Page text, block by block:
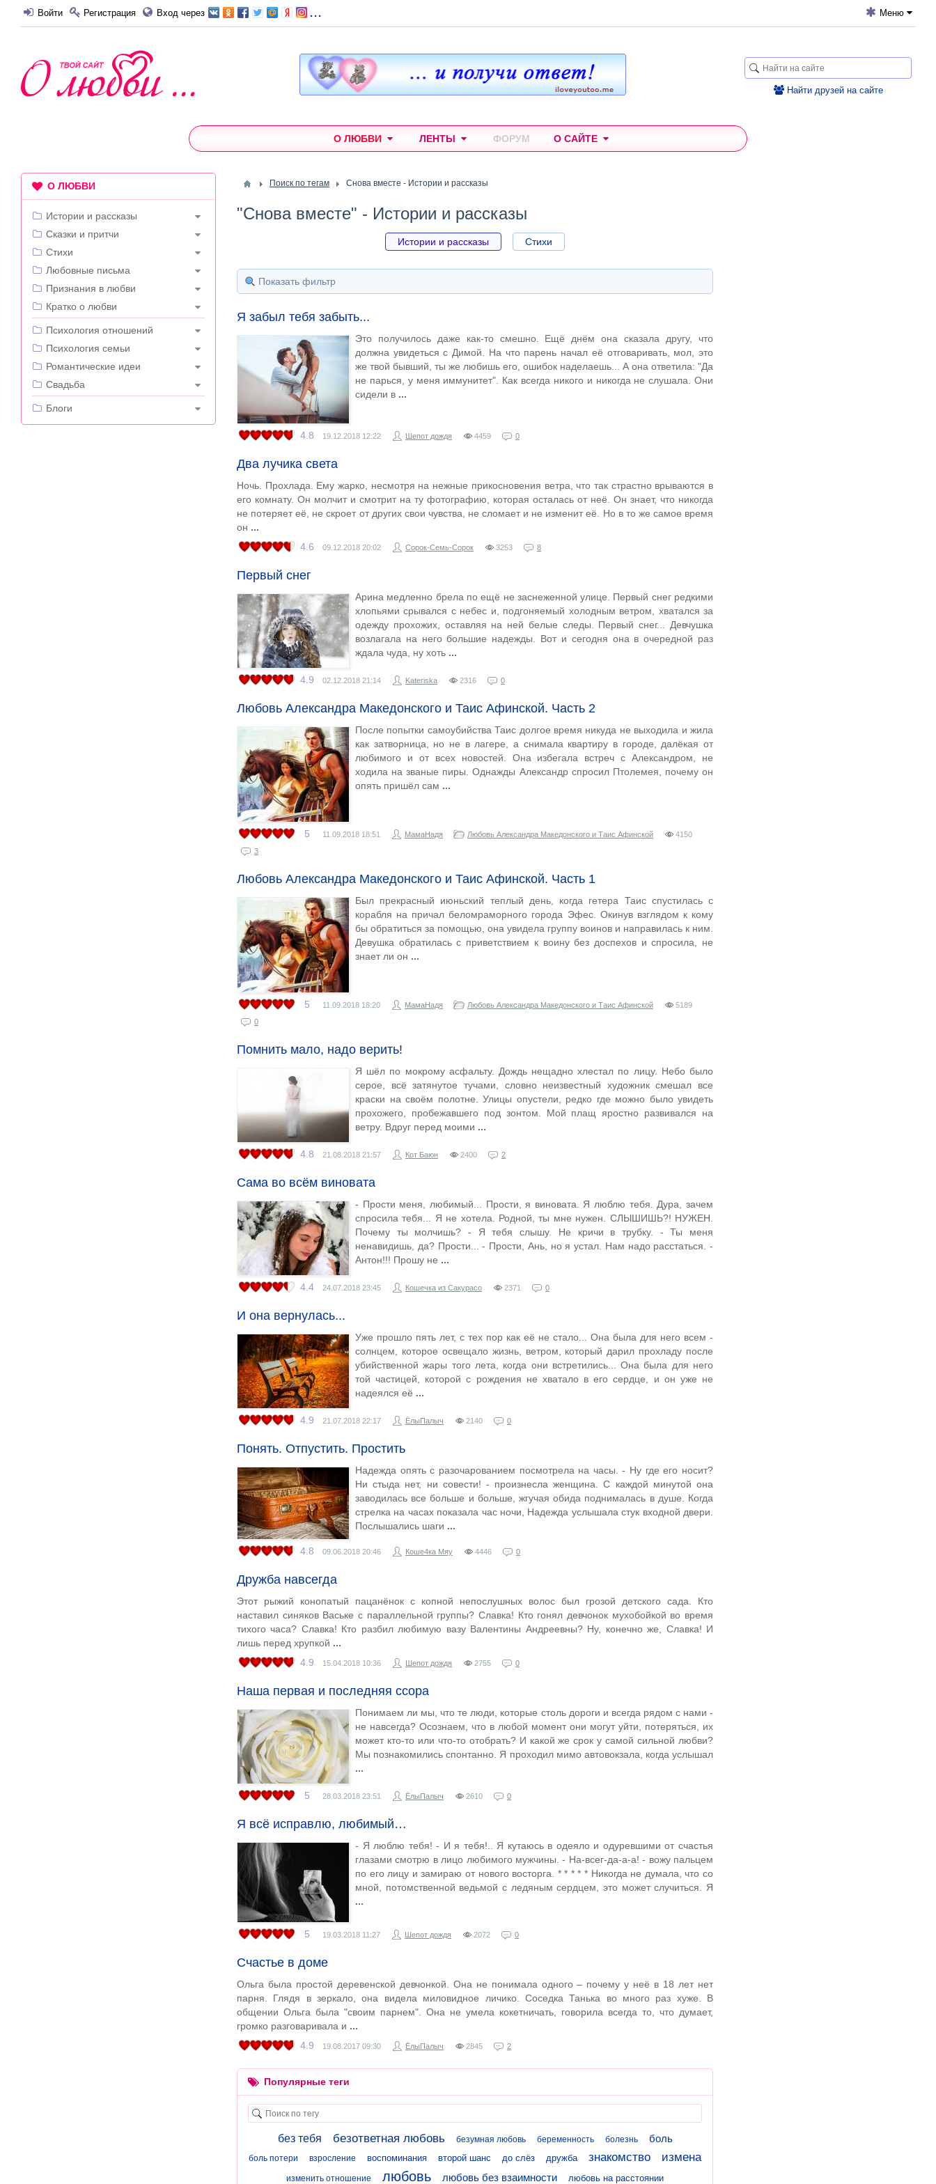
Войти Регистрация Вход через ... Меню
Найти друзей на сайте
О ЛЮБВИ ЛЕНТЫ ФОРУМ О САЙТЕ
Поиск по тегам Снова вместе - Истории и рассказы
"Снова вместе" - Истории и рассказы
Истории и рассказы Стихи
Показать фильтр
Я забыл тебя забыть...
Это получилось даже как-то смешно. Ещё днём она сказала другу, что
должна увидеться с Димой. На что парень начал её отговаривать, мол, это
же твой бывший, ты же любишь его, ошибок наделаешь... А она ответила: "Да
не парься, у меня иммунитет". Как всегда никого и никогда не слушала. Они
сидели в
4.8 19.12.2018 12:22 Шепот дождя 4459 0
Два лучика света
Ночь. Прохлада. Ему жарко, несмотря на нежные прикосновения ветра, что так страстно врываются в
его комнату. Он молчит и смотрит на ту фотографию, которая осталась от неё. Он знает, что никогда
не потеряет её, не скроет от других свои чувства, не сломает и не изменит её. Но в то же самое время
он
4.6
09.12.2018 20:02 Сорок-Семь-Сорок 3253 8
Первый снег
Арина медленно брела по ещё не заснеженной улице. Первый снег редкими
хлопьями срывался с небес и, подгоняемый холодным ветром, хватался за
одежду прохожих, оставляя на ней белые следы. Первый снег... Девчушка
возлагала на него большие надежды. Вот и сегодня она в очередной раз
ждала чуда, ну хоть
4.9 02.12.2018 21:14 Kateriska 2316 0
Любовь Александра Македонского и Таис Афинской. Часть 2
После попытки самоубийства Таис долгое время никуда не выходила и жила
как затворница, но не в лагере, а снимала квартиру в городе, далёкая от
любимого и от всех новостей. Она избегала встреч с Александром, не
ходила на званые пиры. Однажды Александр спросил Птолемея, почему он
опять пришёл сам
5 11.09.2018 18:51 МамаНадя Любовь Александра Македонского и Таис Афинской
4150
3
Любовь Александра Македонского и Таис Афинской. Часть 1
Был прекрасный июньский теплый день, когда гетера Таис спустилась с
корабля на причал беломраморного города Эфес. Окинув взглядом к кому
бы обратиться за помощью, она увидела группу воинов и направилась к ним.
Девушка обратилась с приветствием к воину без доспехов и спросила, не
знает ли он
5 11.09.2018 18:20 МамаНадя Любовь Александра Македонского и Таис Афинской
5189
0
Помнить мало, надо верить!
Я шёл по мокрому асфальту. Дождь нещадно хлестал по лицу. Небо было
серое, всё затянутое тучами, словно неизвестный художник смешал все
краски на своём полотне. Улицы опустели, редко где можно было увидеть
прохожего, пробежавшего под зонтом. Мой плащ яростно развивался на
ветру. Вдруг перед моими
4.8 21.08.2018 21:57 Кот Баюн 2400 2
Сама во всём виновата
- Прости меня, любимый... Прости, я виновата. Я люблю тебя. Дура, зачем
спросила тебя... Я не хотела. Родной, ты мне нужен. СЛЫШИШЬ?! НУЖЕН.
Почему ты молчишь? - Я тебя слышу. Не кричи в трубку. - Ты меня
ненавидишь, да? Прости... - Прости, Ань, но я устал. Нам надо расстаться. -
Антон!!! Прошу не
4.4 24.07.2018 23:45 Кошечка из Сакурасо 2371 0
И она вернулась...
Уже прошло пять лет, с тех пор как её не стало... Она была для него всем -
солнцем, которое освещало жизнь, ветром, который дарил прохладу после
убийственной жары того лета, когда они встретились... Она была для него
той частицей, которой с рождения не хватало в его сердце, и он уже не
надеялся её
4.9 21.07.2018 22:17 ЁлыПалыч 2140 0
Понять. Отпустить. Простить
Надежда опять с разочарованием посмотрела на часы. - Ну где его носит?
Ни стыда нет, ни совести! - произнесла женщина. С каждой минутой она
заводилась все больше и больше, жгучая обида поднималась в душе. Когда
стрелка на часах показала час ночи, Надежда услышала стук входной двери.
Послышались шаги
4.8 09.06.2018 20:46 Коше4ка Мяу 4446 0
Дружба навсегда
Этот рыжий конопатый пацанёнок с копной непослушных волос был грозой детского сада. Кто
наставил синяков Ваське с параллельной группы? Славка! Кто гонял девчонок мухобойкой во время
тихого часа? Славка! Кто разбил любимую вазу Валентины Андреевны? Ну, конечно же, Славка! И
лишь перед хрупкой
4.9
15.04.2018 10:36 Шепот дождя 2755 0
Наша первая и последняя ссора
Понимаем ли мы, что те люди, которые столь дороги и всегда рядом с нами -
не навсегда? Осознаем, что в любой момент они могут уйти, потеряться, их
может кто-то или что-то отобрать? И какой же срок у самой сильной любви?
Мы познакомились спонтанно. Я проходил мимо автовокзала, когда услышал
5 28.03.2018 23:51 ЁлыПалыч 2610 0
Я всё исправлю, любимый…
- Я люблю тебя! - И я тебя!.. Я кутаюсь в одеяло и одуревшими от счастья
глазами смотрю в лицо любимого мужчины. - На-всег-да-а-а! - вожу пальцем
по его лицу и замираю от нового восторга. * * * * * Никогда не думала, что со
мной, потомственной ведьмой с ледяным сердцем, это может случиться. Я
5 19.03.2018 11:27 Шепот дождя 2072 0
Счастье в доме
Ольга была простой деревенской девчонкой. Она не понимала одного – почему у неё в 18 лет нет
парня. Глядя в зеркало, она видела миловидное личико. Соседка Танька во много раз хуже. В
общении Ольга была "своим парнем". Она не умела кокетничать, говорила всегда то, что думает,
громко разговаривала и
4.9
19.08.2017 09:30 ЁлыПалыч 2845 2
Популярные теги
без тебя безответная любовь безумная любовь беременность болезнь боль
боль потери взросление воспоминания второй шанс до слёз дружба знакомство измена
изменить отношение любовь любовь без взаимности любовь на расстоянии
О ЛЮБВИ
Истории и рассказы
Сказки и притчи
Стихи
Любовные письма
Признания в любви
Кратко о любви
---
Психология отношений
Психология семьи
Романтические идеи
Свадьба
---
Блоги